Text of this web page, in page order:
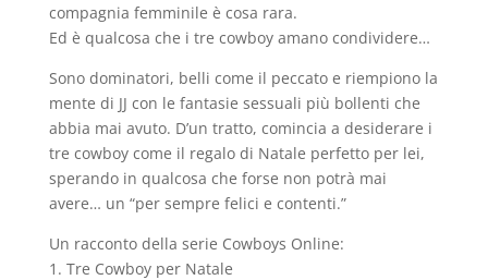
compagnia femminile è cosa rara.
Ed è qualcosa che i tre cowboy amano condividere…
Sono dominatori, belli come il peccato e riempiono la
mente di JJ con le fantasie sessuali più bollenti che
abbia mai avuto. D’un tratto, comincia a desiderare i
tre cowboy come il regalo di Natale perfetto per lei,
sperando in qualcosa che forse non potrà mai
avere… un “per sempre felici e contenti.”
Un racconto della serie Cowboys Online:
1. Tre Cowboy per Natale